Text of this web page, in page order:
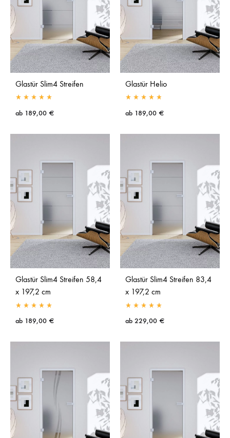
Glastür Slim4 Streifen
ab 189,00 €
Glastür Helio
ab 189,00 €
Glastür Slim4 Streifen 58,4
x 197,2 cm
ab 189,00 €
Glastür Slim4 Streifen 83,4
x 197,2 cm
ab 229,00 €